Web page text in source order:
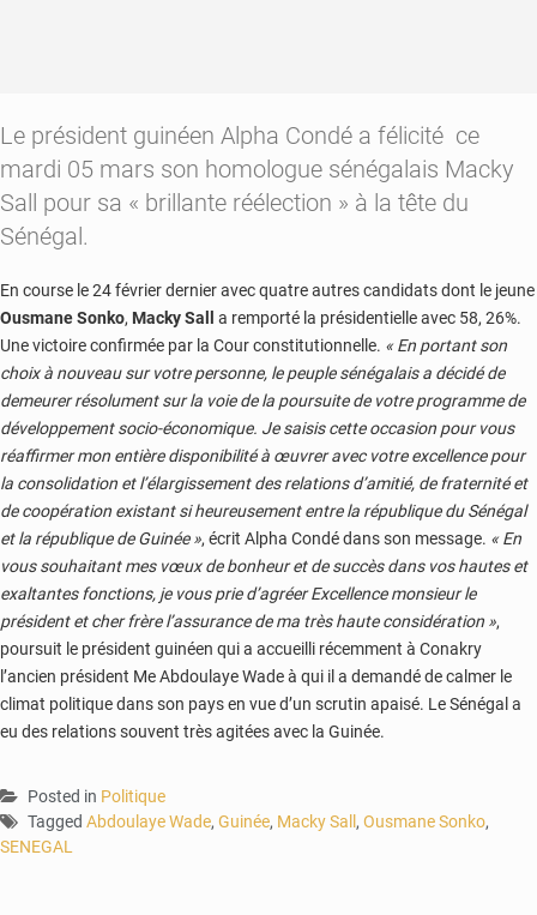
Le président guinéen Alpha Condé a félicité ce
mardi 05 mars son homologue sénégalais Macky
Sall pour sa « brillante réélection » à la tête du
Sénégal.
En course le 24 février dernier avec quatre autres candidats dont le jeune
Ousmane Sonko, Macky Sall
a remporté la présidentielle avec 58, 26%.
Une victoire confirmée par la Cour constitutionnelle. « En portant son
choix à nouveau sur votre personne, le peuple sénégalais a décidé de
demeurer résolument sur la voie de la poursuite de votre programme de
développement socio-économique. Je saisis cette occasion pour vous
réaffirmer mon entière disponibilité à œuvrer avec votre excellence pour
la consolidation et l’élargissement des relations d’amitié, de fraternité et
de coopération existant si heureusement entre la république du Sénégal
et la république de Guinée », écrit Alpha Condé dans son message. « En
vous souhaitant mes vœux de bonheur et de succès dans vos hautes et
exaltantes fonctions, je vous prie d’agréer Excellence monsieur le
président et cher frère l’assurance de ma très haute considération »,
poursuit le président guinéen qui a accueilli récemment à Conakry
l’ancien président Me Abdoulaye Wade à qui il a demandé de calmer le
climat politique dans son pays en vue d’un scrutin apaisé. Le Sénégal a
eu des relations souvent très agitées avec la Guinée.
Posted in Politique
Tagged Abdoulaye Wade, Guinée, Macky Sall , Ousmane Sonko,
SENEGAL